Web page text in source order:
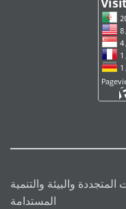
والبيئة والتنمية
المستدامة